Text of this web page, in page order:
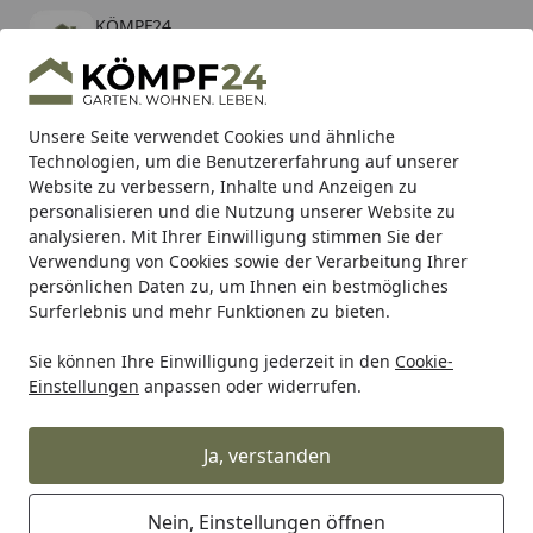
Unsere Seite verwendet Cookies und ähnliche
Technologien, um die Benutzererfahrung auf unserer
Website zu verbessern, Inhalte und Anzeigen zu
personalisieren und die Nutzung unserer Website zu
analysieren. Mit Ihrer Einwilligung stimmen Sie der
Verwendung von Cookies sowie der Verarbeitung Ihrer
persönlichen Daten zu, um Ihnen ein bestmögliches
Surferlebnis und mehr Funktionen zu bieten.
Sie können Ihre Einwilligung jederzeit in den Cookie-
Einstellungen anpassen oder widerrufen.
Ja, verstanden
Nein, Einstellungen öffnen
KÖMPF24
kostenlos - Im App Store
Hotline
Alle Produkte
Mein Konto
Suchen
Karibu Pools inkl. gratis Sandfilteranlage & Pool-
Starterset (Gesamtwert bis 468,99€)
Startseite
WMF WMF Messer WMF Messerzubehör WMF
Silit Schneidebrett-Set, 2-teilig